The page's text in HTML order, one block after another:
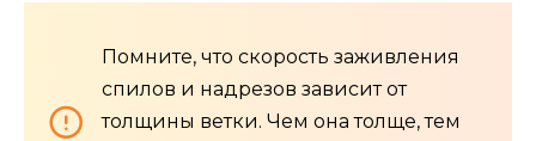
Помните, что скорость заживления
спилов и надрезов зависит от
толщины ветки. Чем она толще, тем